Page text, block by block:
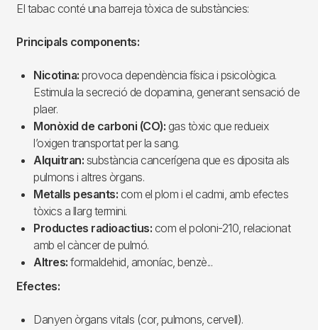
El tabac conté una barreja tòxica de substàncies:
Principals components:
Nicotina: provoca dependència física i psicològica.
Estimula la secreció de dopamina, generant sensació de
plaer.
Monòxid de carboni (CO): gas tòxic que redueix
l’oxigen transportat per la sang.
Alquitran: substància cancerígena que es diposita als
pulmons i altres òrgans.
Metalls pesants: com el plom i el cadmi, amb efectes
tòxics a llarg termini.
Productes radioactius: com el poloni-210, relacionat
amb el càncer de pulmó.
Altres: formaldehid, amoníac, benzè...
Efectes:
Danyen òrgans vitals (cor, pulmons, cervell).